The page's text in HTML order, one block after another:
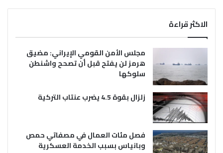
الاكثر قراءة
مجلس الأمن القومي الإيراني: مضيق
هرمز لن يفتح قبل أن تصحح واشنطن
سلوكها
زلزال بقوة 4.5 يضرب عنتاب التركية
فصل مئات العمال في مصفاتي حمص
وبانياس بسبب الخدمة العسكرية